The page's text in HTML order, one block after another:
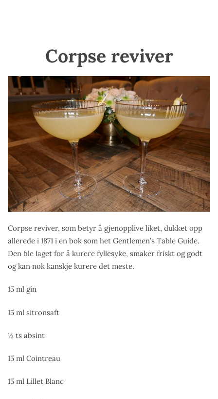
Corpse reviver
Corpse reviver, som betyr å gjenopplive liket, dukket opp
allerede i 1871 i en bok som het Gentlemen’s Table Guide.
Den ble laget for å kurere fyllesyke, smaker friskt og godt
og kan nok kanskje kurere det meste.
15 ml gin
15 ml sitronsaft
½ ts absint
15 ml Cointreau
15 ml Lillet Blanc